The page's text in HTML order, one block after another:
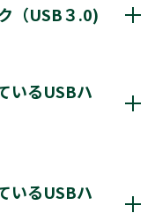
（USB３.0)
いるUSBハ
いるUSBハ